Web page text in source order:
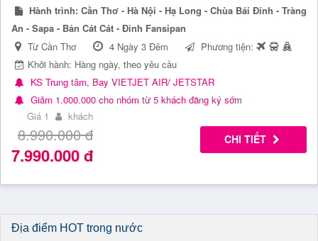
Hành trình: Cần Thơ - Hà Nội - Hạ Long - Chùa Bái Đính - Tràng
An - Sapa - Bản Cát Cát - Đỉnh Fansipan
Từ Cần Thơ
4 Ngày 3 Đêm
Phương tiện:
Khởi hành: Hàng ngày, theo yêu cầu
KS Trung tâm, Bay VIETJET AIR/ JETSTAR
Giảm 1.000.000 cho nhóm từ 5 khách đăng ký sớm
Giá 1
khách
8.990.000đ
7.990.000đ
CHI TIẾT
Địa điểm HOT trong nước